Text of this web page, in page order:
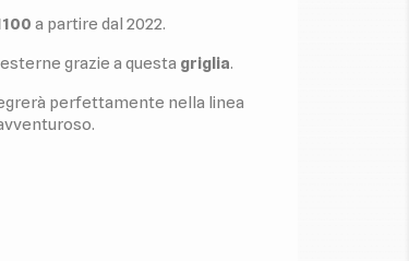
a partire dal 2022.
grazie a questa griglia.
perfettamente nella linea